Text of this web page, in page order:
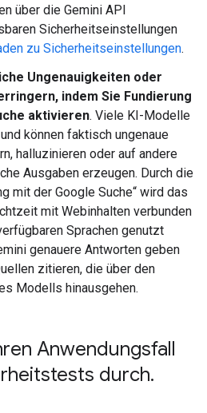
über die Gemini API
Sicherheitseinstellungen
zu Sicherheitseinstellungen.
Ungenauigkeiten oder
indem Sie Fundierung
aktivieren. Viele KI-Modelle
können faktisch ungenaue
halluzinieren oder auf andere
Ausgaben erzeugen. Durch die
mit der Google Suche“ wird das
mit Webinhalten verbunden
Sprachen genutzt
genauere Antworten geben
zitieren, die über den
Modells hinausgehen.
Anwendungsfall
durch.